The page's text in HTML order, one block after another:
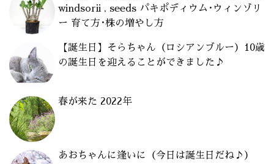
windsorii , seeds パキポディウム･ウィンゾリ
ー 育て方･株の増やし方
【誕生日】そらちゃん（ロシアンブルー）10歳
の誕生日を迎えることができました♪
春が来た 2022年
あおちゃんに逢いに（今日は誕生日だね♪）